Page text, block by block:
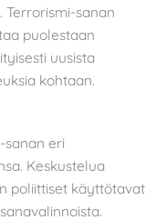
sanan
puolestaan
uusista
kohtaan.
sanan eri
Keskustelua
poliittiset käyttötavat